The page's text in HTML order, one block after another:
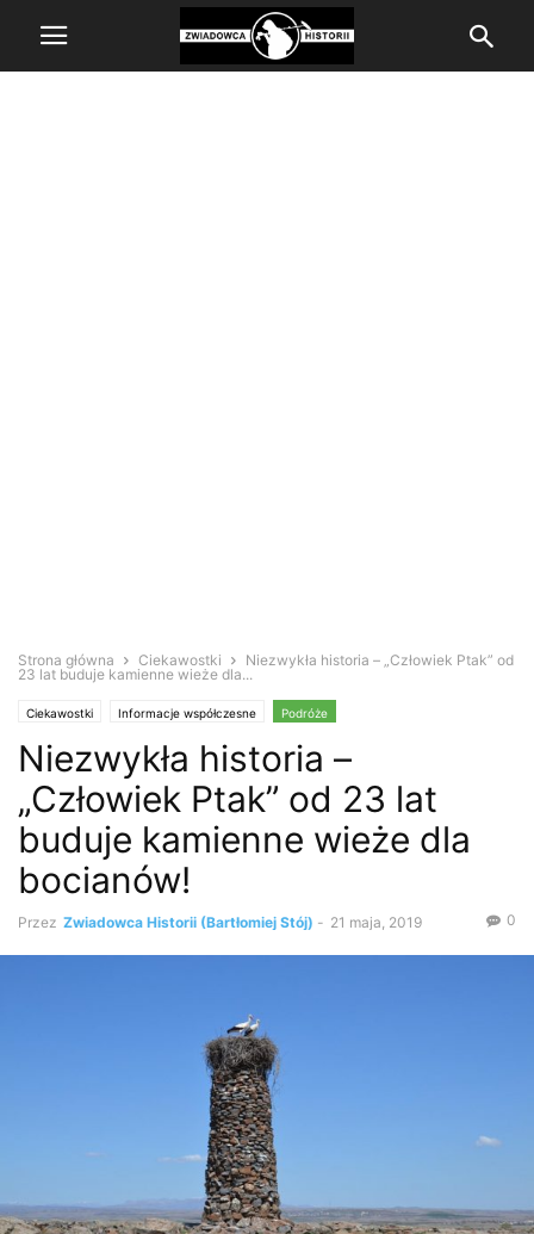
Strona główna Ciekawostki
Niezwykła historia – „Człowiek Ptak” od
23 lat buduje kamienne wieże dla...
Ciekawostki Informacje współczesne Podróże
Niezwykła historia –
„Człowiek Ptak” od 23 lat
buduje kamienne wieże dla
bocianów!
Przez Zwiadowca Historii (Bartłomiej Stój) - 21 maja, 2019 0